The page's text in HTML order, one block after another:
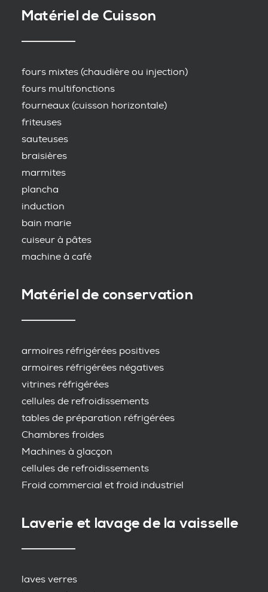
Matériel de Cuisson
fours mixtes (chaudière ou injection)
fours multifonctions
fourneaux (cuisson horizontale)
friteuses
sauteuses
braisières
marmites
plancha
induction
bain marie
cuiseur à pâtes
machine à café
Matériel de conservation
armoires réfrigérées positives
armoires réfrigérées négatives
vitrines réfrigérées
cellules de refroidissements
tables de préparation réfrigérées
Chambres froides
Machines à glacçon
cellules de refroidissements
Froid commercial et froid industriel
Laverie et lavage de la vaisselle
laves verres